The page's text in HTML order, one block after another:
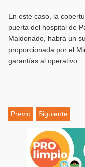
En este caso, la
puerta del hospital de
Maldonado, habrá un
proporcionada por el
garantías al operativo.
Previo Siguiente